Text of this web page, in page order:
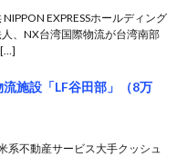
EXPRESSホールディング
、NX台湾国際物流が台湾南部
[…]
流施設「LF谷田部」（8万
系不動産サービス大手クッシュ